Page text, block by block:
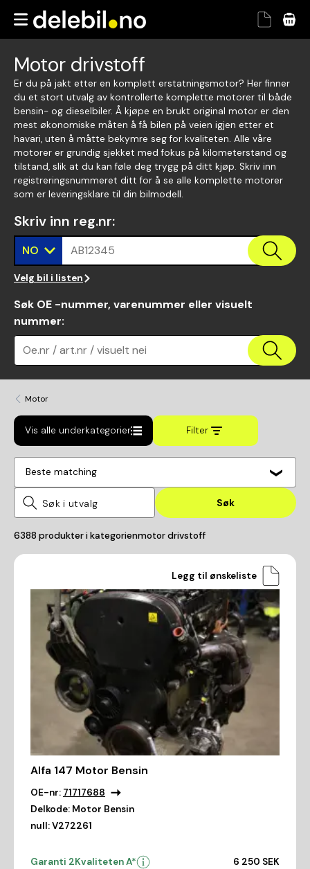
Motor drivstoff
Er du på jakt etter en komplett erstatningsmotor? Her finner
du et stort utvalg av kontrollerte komplette motorer til både
bensin- og dieselbiler. Å kjøpe en brukt original motor er den
mest økonomiske måten å få bilen på veien igjen etter et
havari, uten å måtte bekymre seg for kvaliteten. Alle våre
motorer er grundig sjekket med fokus på kilometerstand og
tilstand, slik at du kan føle deg trygg på ditt kjøp. Skriv inn
registreringsnummeret ditt for å se alle komplette motorer
som er leveringsklare til din bilmodell.
Skriv inn reg.nr:
NO AB12345
Velg bil i listen
Søk OE -nummer, varenummer eller visuelt
nummer:
Oe.nr / art.nr / visuelt nei
Motor
Vis alle underkategorier Filter
Beste matching
Søk
6388 produkter i kategorienmotor drivstoff
Legg til ønskeliste
Alfa 147 Motor Bensin
OE-nr: 71717688
Delkode: Motor Bensin
null:V272261
Garanti 2Kvaliteten A* 6 250 SEK